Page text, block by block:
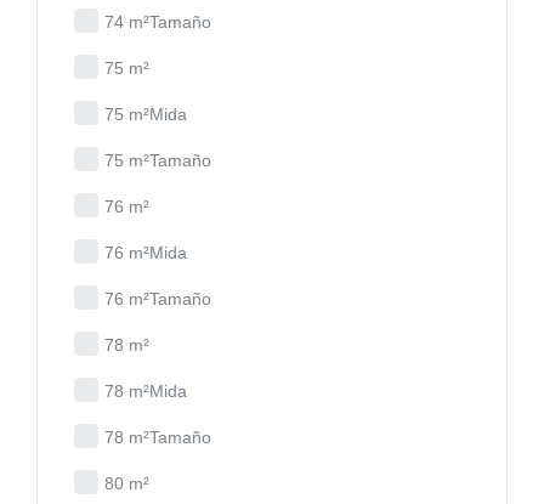
74 m²Tamaño
75 m²
75 m²Mida
75 m²Tamaño
76 m²
76 m²Mida
76 m²Tamaño
78 m²
78 m²Mida
78 m²Tamaño
80 m²